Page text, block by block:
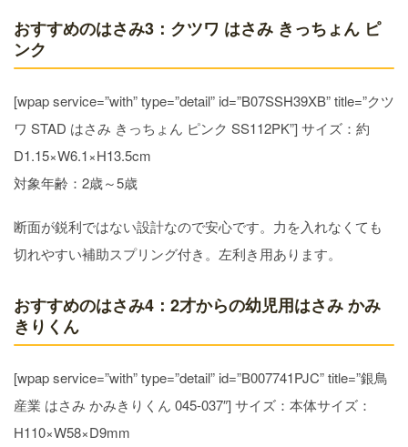
おすすめのはさみ3：クツワ はさみ きっちょん ピ
ンク
[wpap service=”with” type=”detail” id=”B07SSH39XB” title=”クツ
ワ STAD はさみ きっちょん ピンク SS112PK”] サイズ：約
D1.15×W6.1×H13.5cm
対象年齢：2歳～5歳
断面が鋭利ではない設計なので安心です。力を入れなくても
切れやすい補助スプリング付き。左利き用あります。
おすすめのはさみ4：2才からの幼児用はさみ かみ
きりくん
[wpap service=”with” type=”detail” id=”B007741PJC” title=”銀鳥
産業 はさみ かみきりくん 045-037″] サイズ：本体サイズ：
H110×W58×D9mm